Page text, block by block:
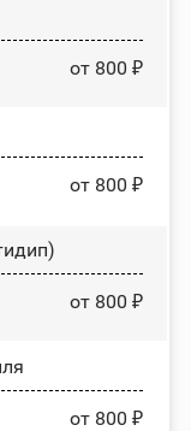
от 800 ₽
от 800 ₽
от 800 ₽
от 800 ₽